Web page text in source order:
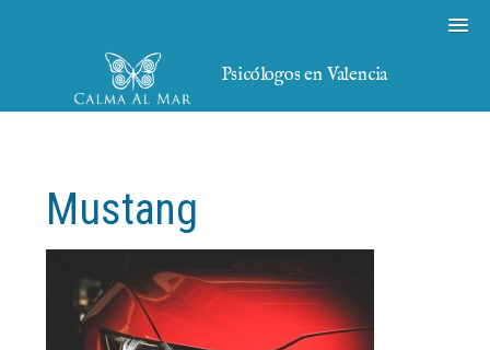
Psicólogos en Valencia
Mustang